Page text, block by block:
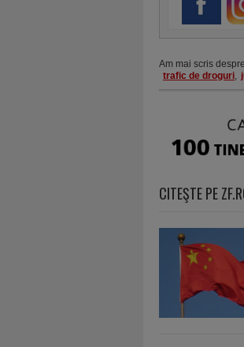
Am mai scris
trafic de droguri,
CITEŞTE PE